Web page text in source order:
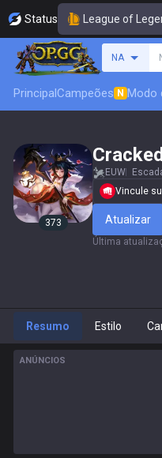
Status League of
NA
PrincipalCampeões N Modo
373
EUW
Vincule
Atualizar
Última
Resumo Estilo
ANÚNCIOS